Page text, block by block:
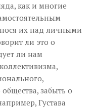
как и многие
их над личными
ли это о
ли нам
забыть о
Густава